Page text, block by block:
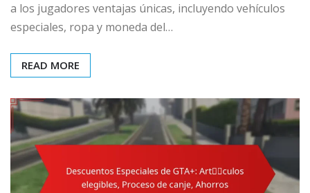
a los jugadores ventajas únicas, incluyendo vehículos
especiales, ropa y moneda del…
READ MORE